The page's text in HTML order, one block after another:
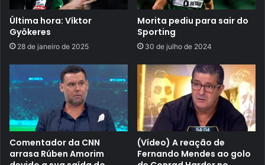
Última hora: Víktor
Gyökeres
28 de janeiro de 2025
Morita pediu para sair do
Sporting
30 de julho de 2024
Comentador da CNN
arrasa Rúben Amorim
(Vídeo) A reação de
Fernando Mendes ao golo